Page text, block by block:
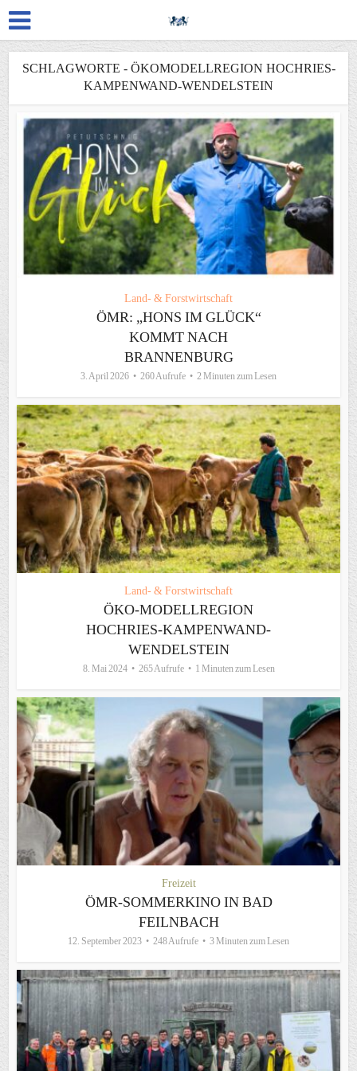
SCHLAGWORTE - ÖKOMODELLREGION HOCHRIES-
KAMPENWAND-WENDELSTEIN
Land- & Forstwirtschaft
ÖMR: „HONS IM GLÜCK“
KOMMT NACH
BRANNENBURG
3. April 2026 260 Aufrufe 2 Minuten zum Lesen
Land- & Forstwirtschaft
ÖKO-MODELLREGION
HOCHRIES-KAMPENWAND-
WENDELSTEIN
8. Mai 2024 265 Aufrufe 1 Minuten zum Lesen
Freizeit
ÖMR-SOMMERKINO IN BAD
FEILNBACH
12. September 2023 248 Aufrufe 3 Minuten zum Lesen